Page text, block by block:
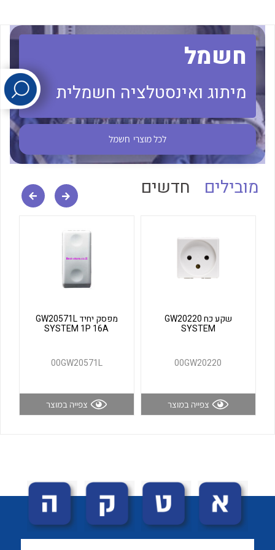
לכל מוצרי היצרן לכל מוצרי היצרן
לכל מוצרי היצרן לכל מוצרי היצרן
לכל מוצרי היצרן
חשמל
מיתוג ואינסטלציה חשמלית
לכל מוצרי חשמל
מובילים חדשים
שקע כח GW20220
SYSTEM
00GW20220
צפייה במוצר
מפסק יחיד GW20571L
SYSTEM 1P 16A
00GW20571L
צפייה במוצר